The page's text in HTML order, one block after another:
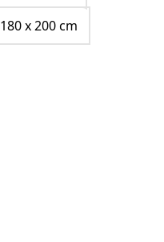
180 x 200 cm